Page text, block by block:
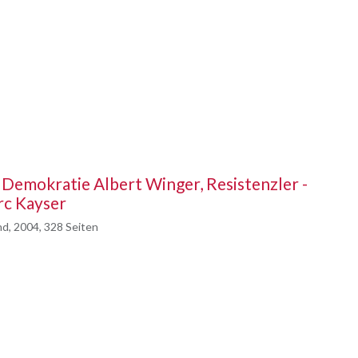
Albert Winger, Resistenzler -
Kayser
2004, 328 Seiten